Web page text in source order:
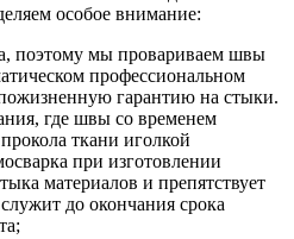
особое внимание:
поэтому мы провариваем швы
профессиональном
гарантию на стыки.
где швы со временем
ткани иголкой
при изготовлении
материалов и препятствует
до окончания срока